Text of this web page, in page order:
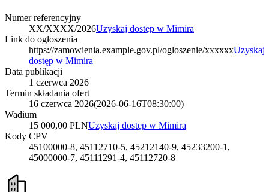
Numer referencyjny
XX/XXXX/2026Uzyskaj dostęp w Mimira
Link do ogłoszenia
https://zamowienia.example.gov.pl/ogloszenie/xxxxxxUzyskaj
dostęp w Mimira
Data publikacji
1 czerwca 2026
Termin składania ofert
16 czerwca 2026(2026-06-16T08:30:00)
Wadium
15 000,00 PLNUzyskaj dostęp w Mimira
Kody CPV
45100000-8, 45112710-5, 45212140-9, 45233200-1,
45000000-7, 45111291-4, 45112720-8